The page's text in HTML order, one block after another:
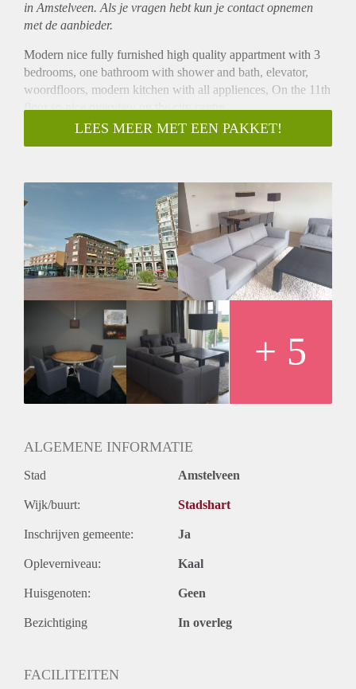
in Amstelveen. Als je vragen hebt kun je contact opnemen
met de aanbieder.
Modern nice fully furnished high quality appartment with 3
bedrooms, one bathroom with shower and bath, elevator,
woordfloors, modern kitchen with all appliences, On the 11th
floor so nice overview on the city centre.
Quality of public transportation: Good
Construction year of the building: 1998
rented for € 212,00 extra in the communual parking garage)
LEES MEER MET EEN PAKKET!
+ 5
ALGEMENE INFORMATIE
Stad Amstelveen
Wijk/buurt: Stadshart
Inschrijven gemeente: Ja
Opleverniveau: Kaal
Huisgenoten: Geen
Bezichtiging In overleg
FACILITEITEN